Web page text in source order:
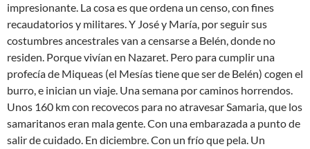
impresionante. La cosa es que ordena un censo, con fines
recaudatorios y militares. Y José y María, por seguir sus
costumbres ancestrales van a censarse a Belén, donde no
residen. Porque vivían en Nazaret. Pero para cumplir una
profecía de Miqueas (el Mesías tiene que ser de Belén) cogen el
burro, e inician un viaje. Una semana por caminos horrendos.
Unos 160 km con recovecos para no atravesar Samaria, que los
samaritanos eran mala gente. Con una embarazada a punto de
salir de cuidado. En diciembre. Con un frío que pela. Un